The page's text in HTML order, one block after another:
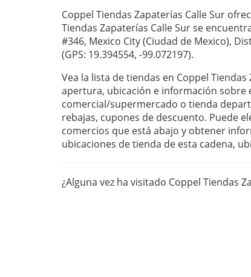
Coppel Tiendas Zapaterías Calle Sur
Tiendas Zapaterías Calle Sur se
#346, Mexico City (Ciudad de Mexico),
(GPS: 19.394554, -99.072197).
Vea la lista de tiendas en Coppel
apertura, ubicación e información sobre
comercial/supermercado o tienda
rebajas, cupones de descuento. Puede
comercios que está abajo y obtener
ubicaciones de tienda de esta cadena,
¿Alguna vez ha visitado Coppel Tiendas